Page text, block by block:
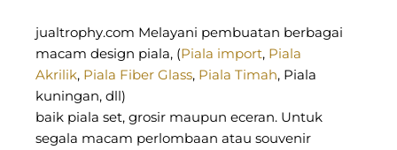
jualtrophy.com Melayani pembuatan berbagai
macam design piala, (Piala import, Piala
Akrilik, Piala Fiber Glass, Piala Timah, Piala
kuningan, dll)
baik piala set, grosir maupun eceran. Untuk
segala macam perlombaan atau souvenir